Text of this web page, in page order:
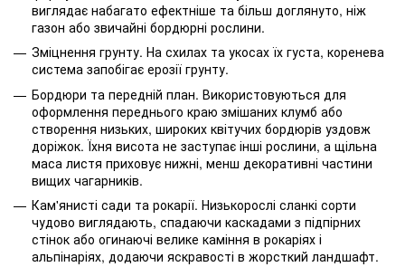
виглядає набагато ефектніше та більш доглянуто, ніж
газон або звичайні бордюрні рослини.
Зміцнення грунту. На схилах та укосах їх густа, коренева
система запобігає ерозії грунту.
Бордюри та передній план. Використовуються для
оформлення переднього краю змішаних клумб або
створення низьких, широких квітучих бордюрів уздовж
доріжок. Їхня висота не заступає інші рослини, а щільна
маса листя приховує нижні, менш декоративні частини
вищих чагарників.
Кам'янисті сади та рокарії. Низькорослі сланкі сорти
чудово виглядають, спадаючи каскадами з підпірних
стінок або огинаючі велике каміння в рокаріях і
альпінаріях, додаючи яскравості в жорсткий ландшафт.